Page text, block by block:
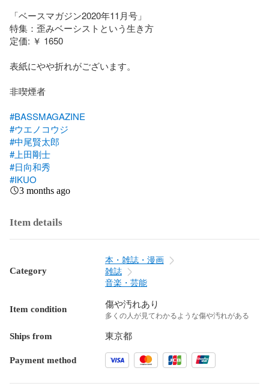
「ベースマガジン2020年11月号」
特集：歪みベーシストという生き方
定価: ￥ 1650
表紙にやや折れがございます。
非喫煙者
#BASSMAGAZINE
#ウエノコウジ
#中尾賢太郎
#上田剛士
#日向和秀
#IKUO
3 months ago
Item details
Category
本・雑誌・漫画
雑誌
音楽・芸能
Item condition 傷や汚れあり
多くの人が見てわかるような傷や汚れがある
Ships from 東京都
Payment method